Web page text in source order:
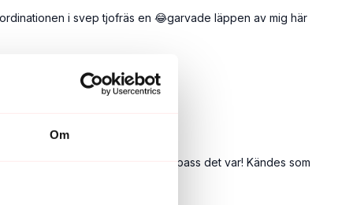
Om
i svep tjofräs en 😂garvade läppen av mig här
Jag orkade. Och vad härligt pass det var! Kändes som